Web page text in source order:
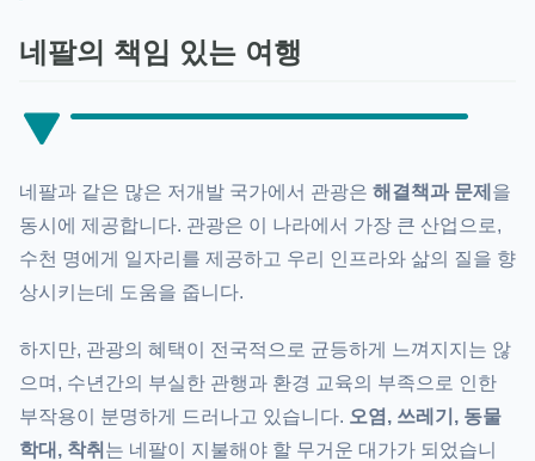
네팔의 책임 있는 여행
네팔과 같은 많은 저개발 국가에서 관광은 해결책과 문제 을
동시에 제공합니다. 관광은 이 나라에서 가장 큰 산업으로,
수천 명에게 일자리를 제공하고 우리 인프라와 삶의 질을 향
상시키는데 도움을 줍니다.
하지만, 관광의 혜택이 전국적으로 균등하게 느껴지지는 않
으며, 수년간의 부실한 관행과 환경 교육의 부족으로 인한
부작용이 분명하게 드러나고 있습니다. 오염, 쓰레기, 동물
학대, 착취 는 네팔이 지불해야 할 무거운 대가가 되었습니